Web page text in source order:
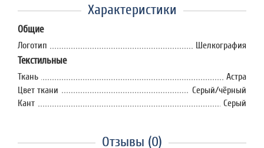
Характеристики
Общие
Логотип Шелкография
Текстильные
Ткань
Астра
Цвет ткани
Серый/чёрный
Кант
Серый
Отзывы (0)